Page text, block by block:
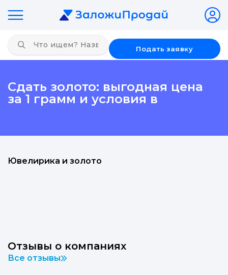
Подать заявку
Сдать золото: выгодная цена
за 1 грамм и условия в
Ювелирика и золото
Отзывы о компаниях
Все отзывы